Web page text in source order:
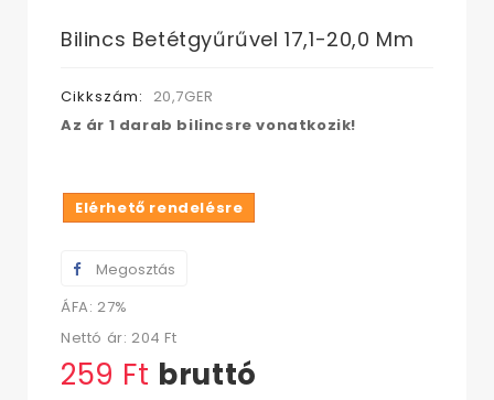
Bilincs Betétgyűrűvel 17,1-20,0 Mm
Cikkszám:
20,7GER
Az ár 1 darab bilincsre vonatkozik!
Elérhető rendelésre
Megosztás
ÁFA: 27%
Nettó ár: 204 Ft‎
259 Ft‎ bruttó